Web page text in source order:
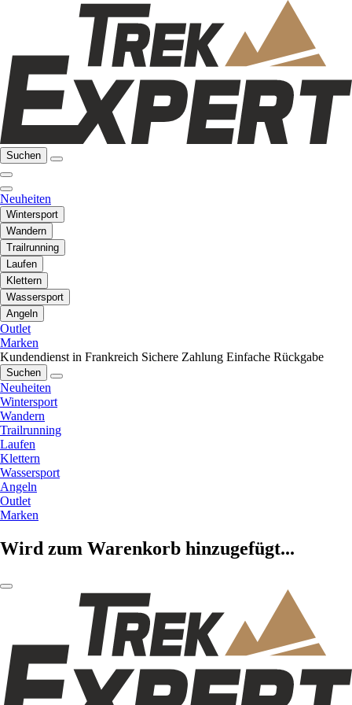
Suchen
Neuheiten
Wintersport
Wandern
Trailrunning
Laufen
Klettern
Wassersport
Angeln
Outlet
Marken
Kundendienst in Frankreich Sichere Zahlung Einfache Rückgabe
Suchen
Neuheiten
Wintersport
Wandern
Trailrunning
Laufen
Klettern
Wassersport
Angeln
Outlet
Marken
Wird zum Warenkorb hinzugefügt...